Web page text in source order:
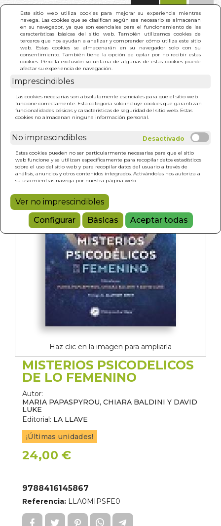
Este sitio web utiliza cookies para mejorar su experiencia mientras
navega. Las cookies que se clasifican según sea necesario se almacenan
en su navegador, ya que son esenciales para el funcionamiento de las
características básicas del sitio web. También utilizamos cookies de
terceros que nos ayudan a analizar y comprender cómo utiliza este sitio
web. Estas cookies se almacenarán en su navegador solo con su
consentimiento. También tiene la opción de optar por no recibir estas
cookies. Pero la exclusión voluntaria de algunas de estas cookies puede
afectar su experiencia de navegación.
Imprescindibles
Las cookies necesarias son absolutamente esenciales para que el sitio web
funcione correctamente. Esta categoría solo incluye cookies que garantizan
funcionalidades básicas y características de seguridad del sitio web. Estas
cookies no almacenan ninguna información personal.
No imprescindibles
Estas cookies pueden no ser particularmente necesarias para que el sitio
web funcione y se utilizan específicamente para recopilar datos estadísticos
sobre el uso del sitio web y para recopilar datos del usuario a través de
análisis, anuncios y otros contenidos integrados. Activándolas nos autoriza a
su uso mientras navega por nuestra página web.
Ver no imprescindibles
Configurar
Básicas Aceptar todas
INICIO >
FEMENINO
Haz clic en la imagen para ampliarla
MISTERIOS PSICODELICOS
DE LO FEMENINO
Autor:
MARIA PAPASPYROU, CHIARA BALDINI Y DAVID
LUKE
Editorial: LA LLAVE
¡Últimas unidades!
24,00 €
9788416145867
Referencia: LLA0MIPSFE0